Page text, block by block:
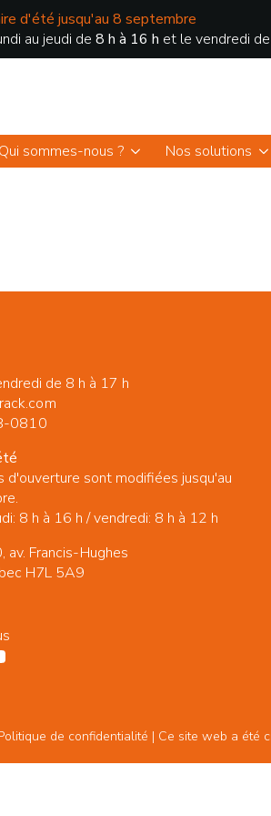
d'été jusqu'au 8 septembre
au jeudi de 8 h à 16 h et le vendredi de
Qui sommes-nous ?
Nos solutions
de 8 h à 17 h
0810
d'ouverture sont modifiées jusqu'au
8 h à 16 h / vendredi: 8 h à 12 h
Francis-Hughes
H7L 5A9
de confidentialité | Ce site web a été